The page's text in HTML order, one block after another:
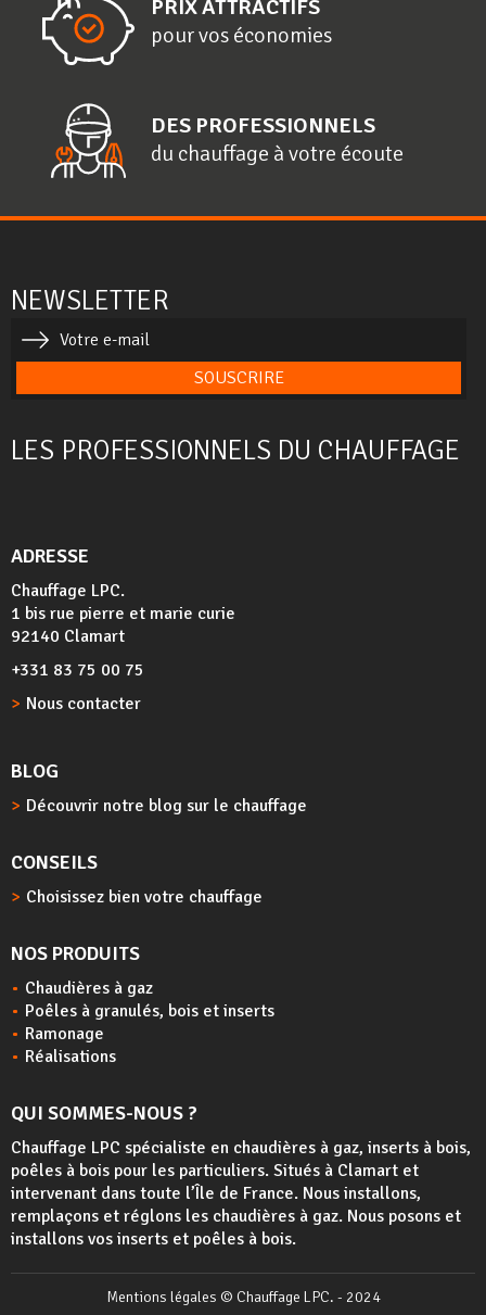
PRIX ATTRACTIFS
pour vos économies
DES PROFESSIONNELS
du chauffage à votre écoute
NEWSLETTER
SOUSCRIRE
LES PROFESSIONNELS DU CHAUFFAGE
ADRESSE
Chauffage LPC.
1 bis rue pierre et marie curie
92140 Clamart
+331 83 75 00 75
Nous contacter
BLOG
Découvrir notre blog sur le chauffage
CONSEILS
Choisissez bien votre chauffage
NOS PRODUITS
Chaudières à gaz
Poêles à granulés, bois et inserts
Ramonage
Réalisations
QUI SOMMES-NOUS ?
Chauffage LPC spécialiste en chaudières à gaz, inserts à bois,
poêles à bois pour les particuliers. Situés à Clamart et
intervenant dans toute l’Île de France. Nous installons,
remplaçons et réglons les chaudières à gaz. Nous posons et
installons vos inserts et poêles à bois.
Mentions légales © Chauffage LPC. - 2024